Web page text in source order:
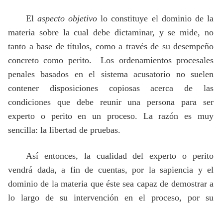
Elaspecto objetivo lo constituye el dominio de la
materia sobre la cual debe dictaminar, y se mide, no
tanto a base de títulos, como a través de su desempeño
concreto como perito.
Los ordenamientos procesales
penales basados en el sistema acusatorio no suelen
contener disposiciones copiosas acerca de las
condiciones que debe reunir una persona para ser
experto o perito en un proceso. La razón es muy
sencilla: la libertad de pruebas.
Así entonces, la cualidad del experto o perito
vendrá dada, a fin de cuentas, por la sapiencia y el
dominio de la materia que éste sea capaz de demostrar a
lo largo de su intervención en el proceso, por su